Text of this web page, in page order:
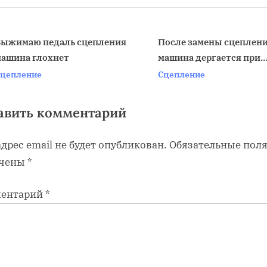
P
педаль сцепления
глохнет
После замены
машина дергается при
переключении
Сцепление
комментарий
email не будет опубликован. Обязательные поля
*
*